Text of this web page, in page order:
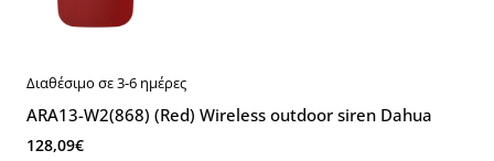
Διαθέσιμο σε 3-6 ημέρες
ARA13-W2(868) (Red) Wireless outdoor siren Dahua
128,09€